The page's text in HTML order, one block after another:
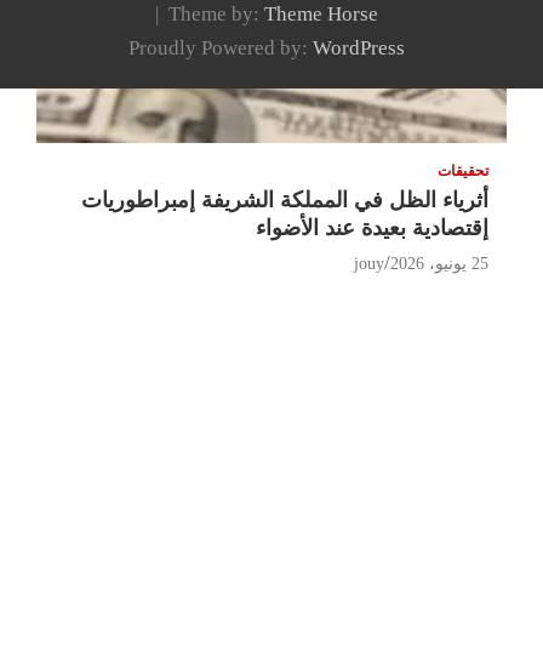
تحقيقات
أثرياء الظل في المملكة الشريفة إمبراطوريات
إقتصادية بعيدة عند الأضواء
25 يونيو، 2026 jouy
Theme by: Theme Horse
Proudly Powered by: WordPress